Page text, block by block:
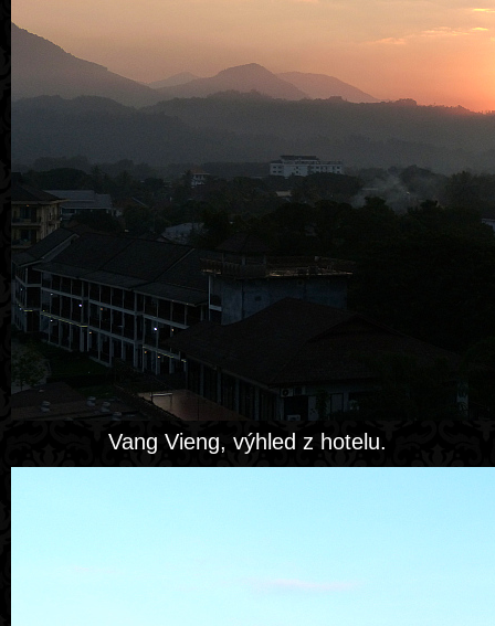
Vang Vieng, výhled z hotelu.